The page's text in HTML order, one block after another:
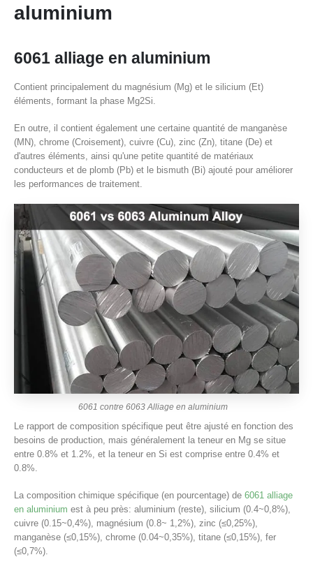
aluminium
6061 alliage en aluminium
Contient principalement du magnésium (Mg) et le silicium (Et)
éléments, formant la phase Mg2Si.
En outre, il contient également une certaine quantité de manganèse
(MN), chrome (Croisement), cuivre (Cu), zinc (Zn), titane (De) et
d'autres éléments, ainsi qu'une petite quantité de matériaux
conducteurs et de plomb (Pb) et le bismuth (Bi) ajouté pour améliorer
les performances de traitement.
6061 contre 6063 Alliage en aluminium
Le rapport de composition spécifique peut être ajusté en fonction des
besoins de production, mais généralement la teneur en Mg se situe
entre 0.8% et 1.2%, et la teneur en Si est comprise entre 0.4% et
0.8%.
La composition chimique spécifique (en pourcentage) de 6061 alliage
en aluminium est à peu près: aluminium (reste), silicium (0.4~0,8%),
cuivre (0.15~0,4%), magnésium (0.8~ 1,2%), zinc (≤0,25%),
manganèse (≤0,15%), chrome (0.04~0,35%), titane (≤0,15%), fer
(≤0,7%).